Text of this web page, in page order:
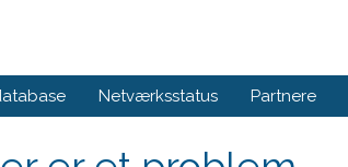
Netværksstatus Partnere